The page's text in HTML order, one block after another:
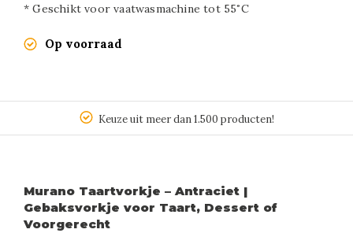
* Geschikt voor vaatwasmachine tot 55˚C
Op voorraad
Keuze uit meer dan 1.500 producten!
Murano Taartvorkje – Antraciet |
Gebaksvorkje voor Taart, Dessert of
Voorgerecht